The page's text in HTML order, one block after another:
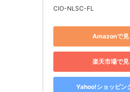
CIO-NLSC-FL
Amazonで見
楽天市場で見
Yahoo!ショッピン